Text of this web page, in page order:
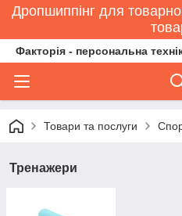
Дропшиппінг для
Факторія - персональна
Товари та послуги
Тренажери